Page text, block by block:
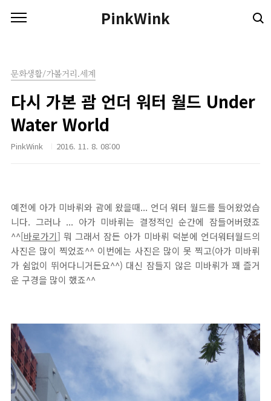
PinkWink
문화생활/가볼거리.세계
다시 가본 괌 언더 워터 월드 Under
Water World
PinkWink 2016. 11. 8. 08:00
예전에 아가 미바뤼와 괌에 왔을때... 언더 워터 월드를 들어왔었습
니다. 그러나 ... 아가 미바뤼는 결정적인 순간에 잠들어버렸죠
^^[바로가기] 뭐 그래서 잠든 아가 미바뤼 덕분에 언더워터월드의
사진은 많이 찍었죠^^ 이번에는 사진은 많이 못 찍고(아가 미바뤼
가 쉼없이 뛰어다니거든요^^) 대신 잠들지 않은 미바뤼가 꽤 즐거
운 구경을 많이 했죠^^